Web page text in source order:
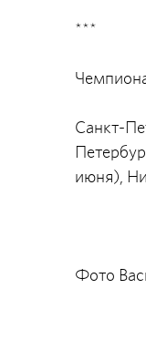
***
Санкт-
июня),
Фото